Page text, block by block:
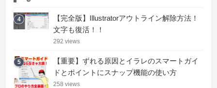
4
【完全版】Illustratorアウトライン解除方法！
文字も復活！！
292 views
5
【重要】ずれる原因とイラレのスマートガイ
ドとポイントにスナップ機能の使い方
258 views